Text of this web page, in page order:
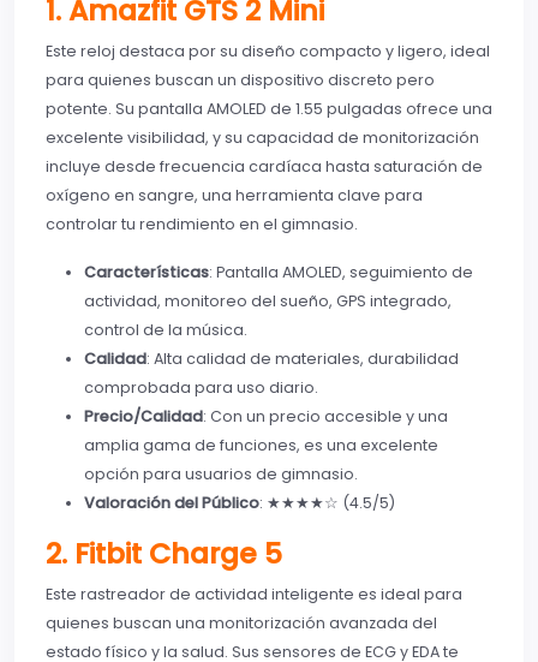
1. Amazfit GTS 2 Mini
Este reloj destaca por su diseño compacto y ligero, ideal
para quienes buscan un dispositivo discreto pero
potente. Su pantalla AMOLED de 1.55 pulgadas ofrece una
excelente visibilidad, y su capacidad de monitorización
incluye desde frecuencia cardíaca hasta saturación de
oxígeno en sangre, una herramienta clave para
controlar tu rendimiento en el gimnasio.
Características: Pantalla AMOLED, seguimiento de
actividad, monitoreo del sueño, GPS integrado,
control de la música.
Calidad: Alta calidad de materiales, durabilidad
comprobada para uso diario.
Precio/Calidad: Con un precio accesible y una
amplia gama de funciones, es una excelente
opción para usuarios de gimnasio.
Valoración del Público: ★★★★☆ (4.5/5)
2. Fitbit Charge 5
Este rastreador de actividad inteligente es ideal para
quienes buscan una monitorización avanzada del
estado físico y la salud. Sus sensores de ECG y EDA te